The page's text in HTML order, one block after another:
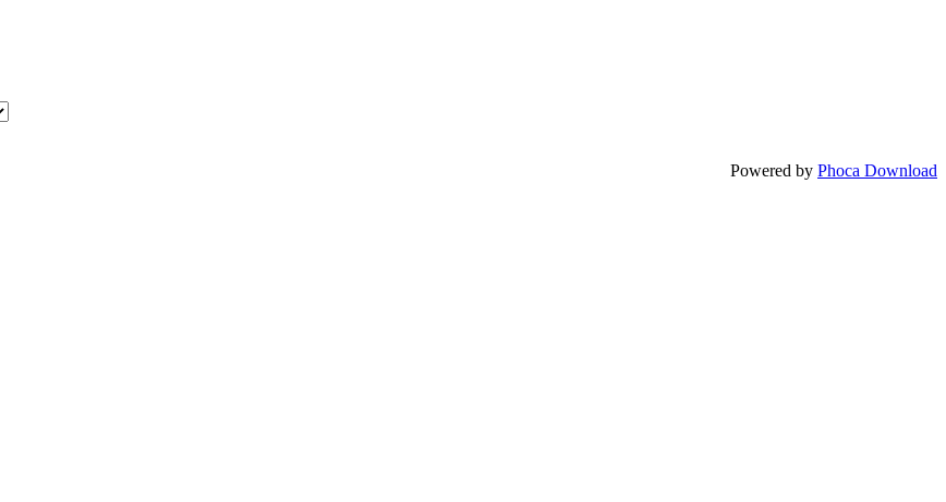
Powered by Phoca Download